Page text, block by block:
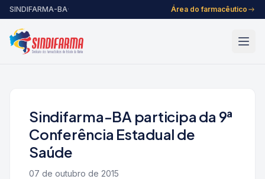
Pular para o conteúdo
SINDIFARMA-BA· Área do farmacêutico
Sindifarma-BA participa da 9ª
Conferência Estadual de
Saúde
07 de outubro de 2015